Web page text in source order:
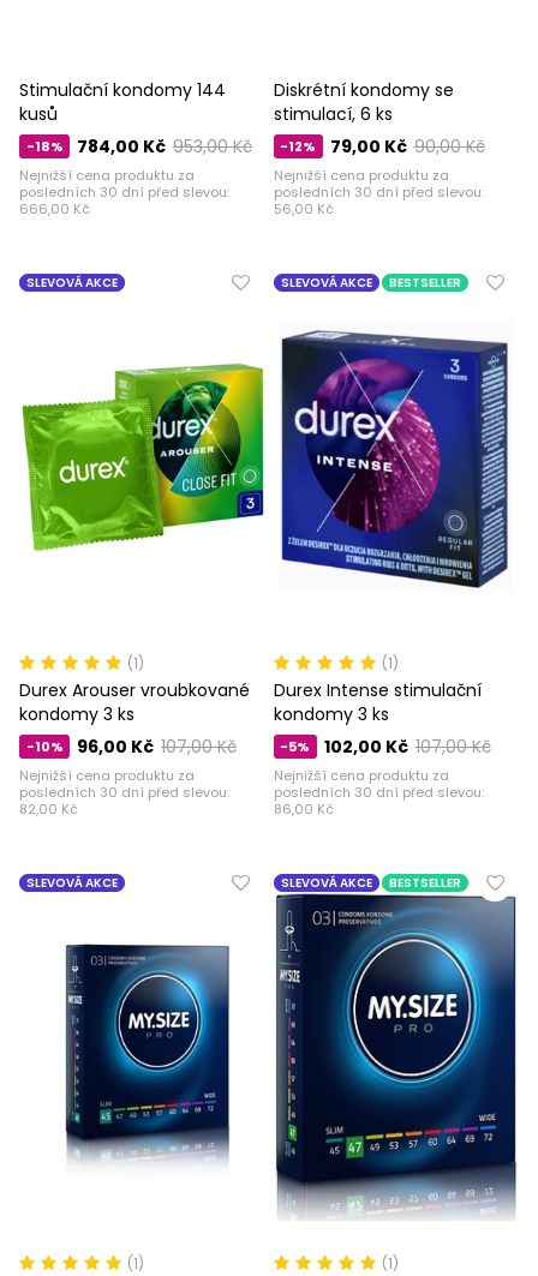
Stimulační kondomy 144
kusů
-18% 953,00 Kč
784,00 Kč
Nejnižší cena produktu za
posledních 30 dní před slevou:
666,00 Kč
Diskrétní kondomy se
stimulací, 6 ks
-12% 90,00 Kč
79,00 Kč
Nejnižší cena produktu za
posledních 30 dní před slevou:
56,00 Kč
SLEVOVÁ AKCE
(1)
Durex Arouser vroubkované
kondomy 3 ks
-10% 107,00 Kč
96,00 Kč
Nejnižší cena produktu za
posledních 30 dní před slevou:
82,00 Kč
SLEVOVÁ AKCE BESTSELLER
(1)
Durex Intense stimulační
kondomy 3 ks
-5% 107,00 Kč
102,00 Kč
Nejnižší cena produktu za
posledních 30 dní před slevou:
86,00 Kč
SLEVOVÁ AKCE
(1)
SLEVOVÁ AKCE BESTSELLER
(1)